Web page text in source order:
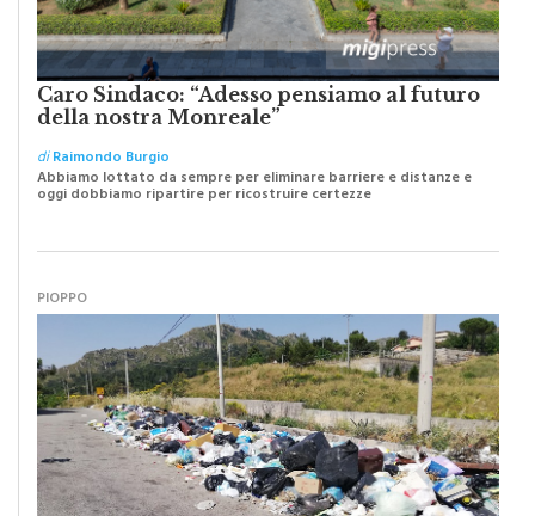
Caro Sindaco: “Adesso pensiamo al futuro
della nostra Monreale”
diRaimondo Burgio
Abbiamo lottato da sempre per eliminare barriere e distanze e
oggi dobbiamo ripartire per ricostruire certezze